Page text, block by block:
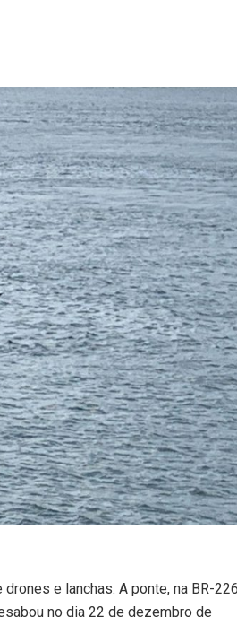
e lanchas. A ponte, na BR-226
no dia 22 de dezembro de